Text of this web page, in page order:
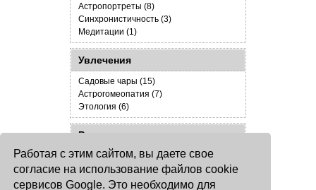
Работая с этим сайтом, вы даете свое
согласие на использование файлов cookie
сервисов Google. Это необходимо для
Астропортреты (8)
Синхронистичность (3)
Медитации (1)
Увлечения
Садовые чары (15)
Астрогомеопатия (7)
Этология (6)
Разное
Юридическая помощь астрологам (3)
Новое на Окулусе и Джокере (7)
Дневник (71)